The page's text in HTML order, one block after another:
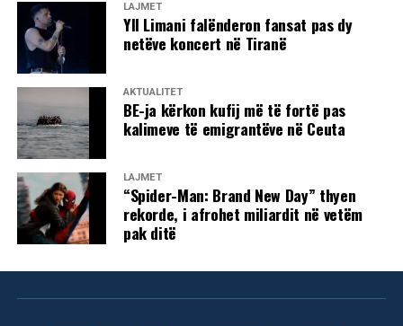
LAJMET
Yll Limani falënderon fansat pas dy
netëve koncert në Tiranë
AKTUALITET
BE-ja kërkon kufij më të fortë pas
kalimeve të emigrantëve në Ceuta
LAJMET
“Spider-Man: Brand New Day” thyen
rekorde, i afrohet miliardit në vetëm
pak ditë